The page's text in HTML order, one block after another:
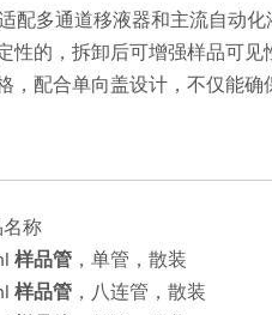
适配多通道移液器和主流自动
性的，拆卸后可增强样品可
，配合单向盖设计，不仅能
名称
样品管 ，单管，散装
样品管 ，八连管，散装